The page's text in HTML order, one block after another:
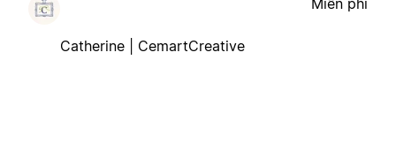
Catherine | CemartCreative